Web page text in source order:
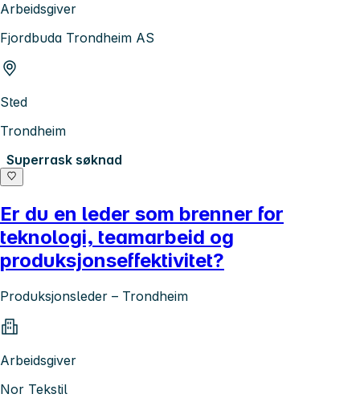
Arbeidsgiver
Fjordbuda Trondheim AS
Sted
Trondheim
Superrask søknad
Er du en leder som brenner for
teknologi, teamarbeid og
produksjonseffektivitet?
Produksjonsleder – Trondheim
Arbeidsgiver
Nor Tekstil